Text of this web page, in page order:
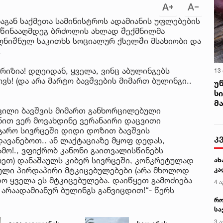
საქმეთა სამინისტროს ადამიანის უფლებების
ბრძოლის ახლად შექმნილმა
საკითხს სოციალურ ქსელში მსახიობი და
დღეიდან, ყველა, ვინც აბულინგებს
(და არა მარტო ბავშვების მიმართ ბულინგი..
ბავშვის მიმართ განხორცილებული
ვერ მოვახდინე ვერანაირი დაცვითი
სივრცეში დიდი დოზით ბავშვის
ან ლაქტაციაზე მყოფ დედას,
ვფიქრობ კანონი გაითვალისწინებს
დანაშაულს კიბერ სივრცეში, კონკრეტულად
პირდაპირი მტკიცებულებები (არა მხოლოდ
ყველა ეს მტკიცებულება. დაიწყეთ გამოძიება
ბულინგს განვიცდით!“- წერს
13
4